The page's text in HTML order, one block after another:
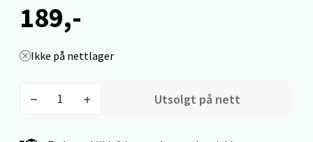
189,-
Ikke på nettlager
Utsolgt på nett